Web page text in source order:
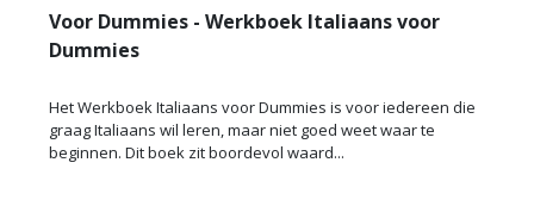
Voor Dummies - Werkboek Italiaans voor
Dummies
Het Werkboek Italiaans voor Dummies is voor iedereen die
graag Italiaans wil leren, maar niet goed weet waar te
beginnen. Dit boek zit boordevol waard...